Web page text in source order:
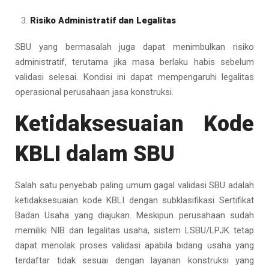
Risiko Administratif dan Legalitas
SBU yang bermasalah juga dapat menimbulkan risiko
administratif, terutama jika masa berlaku habis sebelum
validasi selesai. Kondisi ini dapat mempengaruhi legalitas
operasional perusahaan jasa konstruksi.
Ketidaksesuaian Kode
KBLI dalam SBU
Salah satu penyebab paling umum gagal validasi SBU adalah
ketidaksesuaian kode KBLI dengan subklasifikasi Sertifikat
Badan Usaha yang diajukan. Meskipun perusahaan sudah
memiliki NIB dan legalitas usaha, sistem LSBU/LPJK tetap
dapat menolak proses validasi apabila bidang usaha yang
terdaftar tidak sesuai dengan layanan konstruksi yang